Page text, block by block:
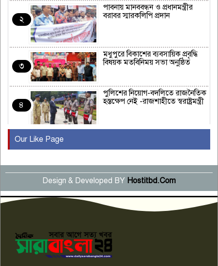
২
পাবনায় মানববন্ধন ও প্রধানমন্ত্রীর
বরাবর স্মারকলিপি প্রদান
৩
মধুপুরে বিকাশের ব্যবসায়িক প্রবৃদ্ধি
বিষয়ক মতবিনিময় সভা অনুষ্ঠিত
৪
পুলিশের নিয়োগ-বদলিতে রাজনৈতিক
হস্তক্ষেপ নেই -রাজশাহীতে স্বরাষ্ট্রমন্ত্রী
৫
বছর পূর্তি উদযাপন
৬
সংবাদ সম্মেলনে অভিযোগ অস্বীকার
উদ্দেশ্য প্রণোদিত সংবাদ প্রকাশের
প্রতিবাদ নাজির হাসানের
৭
কেটে ঘরে ঢুকে স্কুল শিক্ষিকাকে হত্যা
টয়লেটের ট্যাংকি থেকে লাশ উদ্ধার
Our Like Page
Design & Developed BY Hostitbd.Com